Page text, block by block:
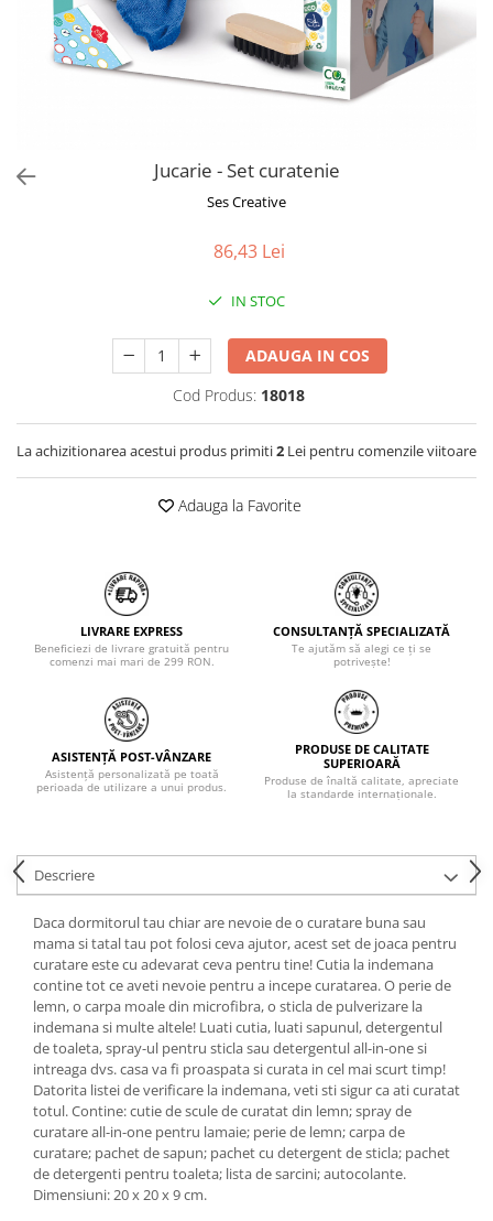
Consultanta Instalare
Jucarii de Sortare
Jucarii de tras
Jucarii din plus
PAPUSI
Jucarie - Set curatenie
Ses Creative
86,43 Lei
IN STOC
ADAUGA IN COS
Cod Produs: 18018
La achizitionarea acestui produs primiti2 Lei pentru comenzile viitoare
Adauga la Favorite
LIVRARE EXPRESS
Beneficiezi de livrare gratuită pentru
comenzi mai mari de 299 RON.
CONSULTANȚĂ SPECIALIZATĂ
Te ajutăm să alegi ce ți se
potrivește!
ASISTENȚĂ POST-VÂNZARE
Asistență personalizată pe toată
perioada de utilizare a unui produs.
PRODUSE DE CALITATE
SUPERIOARĂ
Produse de înaltă calitate, apreciate
la standarde internaționale.
Descriere
Daca dormitorul tau chiar are nevoie de o curatare buna sau
mama si tatal tau pot folosi ceva ajutor, acest set de joaca pentru
curatare este cu adevarat ceva pentru tine! Cutia la indemana
contine tot ce aveti nevoie pentru a incepe curatarea. O perie de
lemn, o carpa moale din microfibra, o sticla de pulverizare la
indemana si multe altele! Luati cutia, luati sapunul, detergentul
de toaleta, spray-ul pentru sticla sau detergentul all-in-one si
intreaga dvs. casa va fi proaspata si curata in cel mai scurt timp!
Datorita listei de verificare la indemana, veti sti sigur ca ati curatat
totul. Contine: cutie de scule de curatat din lemn; spray de
curatare all-in-one pentru lamaie; perie de lemn; carpa de
curatare; pachet de sapun; pachet cu detergent de sticla; pachet
de detergenti pentru toaleta; lista de sarcini; autocolante.
Dimensiuni: 20 x 20 x 9 cm.